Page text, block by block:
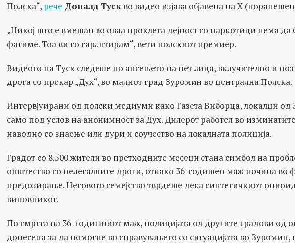
Полска“, рече Доналд Туск во видео изјава објавена на Х
„Никој што е вмешан во оваа проклета дејност со наркотици нема да
фатиме. Тоа ви го гарантирам“, вети полскиот премиер.
Видеото на Туск следеше по апсењето на пет лица, вклучително и
дрога со прекар „Дух“, во малиот град Зуромин во централна Полска.
Интервјуирани од полски медиуми како Газета Виборца, локалци од
само под услов на анонимност за Дух. Дилерот работел во
наводно со знаење или дури и соучество на локалната полиција.
Градот со 8.500 жители во претходните месеци стана симбол на
општество со нелегалните дроги, откако 36-годишен маж почина во
предозирање. Неговото семејство тврдеше дека синтетичкиот
виновникот.
По смртта на 36-годишниот маж, полицијата од другите градови од
донесена за да помогне во справувањето со ситуацијата во